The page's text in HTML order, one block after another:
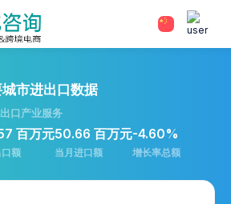
市进出口数据
口产业服务
百万元
额
50.66 百万元
当月进口额
-4.60%
增长率总额